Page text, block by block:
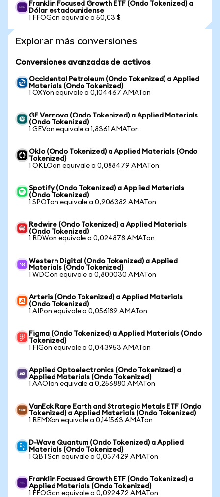
Franklin Focused Growth ETF (Ondo Tokenized) a
Dólar estadounidense
1 FFOGon equivale a 50,03 $
Explorar más conversiones
Conversiones avanzadas de activos
Occidental Petroleum (Ondo Tokenized) a Applied
Materials (Ondo Tokenized)
1 OXYon equivale a 0,104467 AMATon
GE Vernova (Ondo Tokenized) a Applied Materials
(Ondo Tokenized)
1 GEVon equivale a 1,8361 AMATon
Oklo (Ondo Tokenized) a Applied Materials (Ondo
Tokenized)
1 OKLOon equivale a 0,088479 AMATon
Spotify (Ondo Tokenized) a Applied Materials
(Ondo Tokenized)
1 SPOTon equivale a 0,906382 AMATon
Redwire (Ondo Tokenized) a Applied Materials
(Ondo Tokenized)
1 RDWon equivale a 0,024878 AMATon
Western Digital (Ondo Tokenized) a Applied
Materials (Ondo Tokenized)
1 WDCon equivale a 0,800030 AMATon
Arteris (Ondo Tokenized) a Applied Materials
(Ondo Tokenized)
1 AIPon equivale a 0,056189 AMATon
Figma (Ondo Tokenized) a Applied Materials (Ondo
Tokenized)
1 FIGon equivale a 0,043953 AMATon
Applied Optoelectronics (Ondo Tokenized) a
Applied Materials (Ondo Tokenized)
1 AAOIon equivale a 0,256880 AMATon
VanEck Rare Earth and Strategic Metals ETF (Ondo
Tokenized) a Applied Materials (Ondo Tokenized)
1 REMXon equivale a 0,141563 AMATon
D-Wave Quantum (Ondo Tokenized) a Applied
Materials (Ondo Tokenized)
1 QBTSon equivale a 0,037429 AMATon
Franklin Focused Growth ETF (Ondo Tokenized) a
Applied Materials (Ondo Tokenized)
1 FFOGon equivale a 0,092472 AMATon